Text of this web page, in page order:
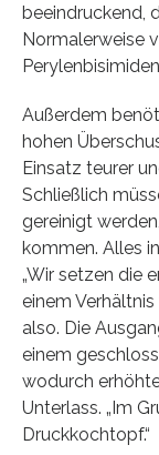
beeindruckend,
Normalerweise
Außerdem
hohen
Einsatz teurer
Schließlich
gereinigt
kommen. Alles
„Wir setzen die
einem
also. Die
einem
wodurch
Unterlass. „Im
Druckkochtopf.“